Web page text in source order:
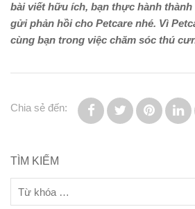
bài viết hữu ích, bạn thực hành
gửi phản hồi cho Petcare nhé. Vì
cùng bạn trong việc chăm sóc thú
Chia sẻ đến:
TÌM KIẾM